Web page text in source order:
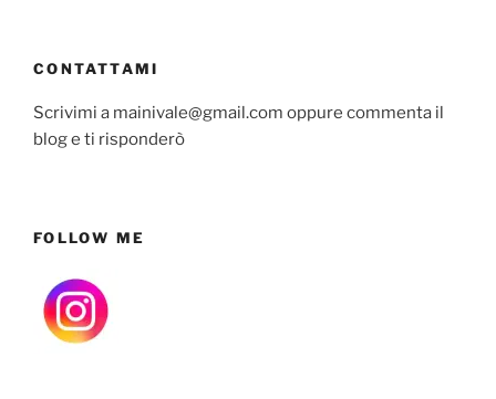
CONTATTAMI
Scrivimi a mainivale@gmail.com oppure commenta il
blog e ti risponderò
FOLLOW ME